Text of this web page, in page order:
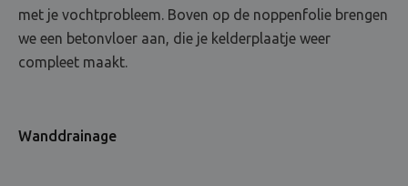
met je vochtprobleem. Boven op de noppenfolie brengen
we een betonvloer aan, die je kelderplaatje weer
compleet maakt.
Wanddrainage